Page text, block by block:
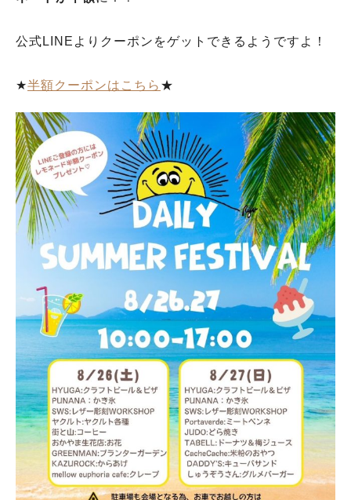
公式LINEよりクーポンをゲットできるようですよ！
★半額クーポンはこちら ★